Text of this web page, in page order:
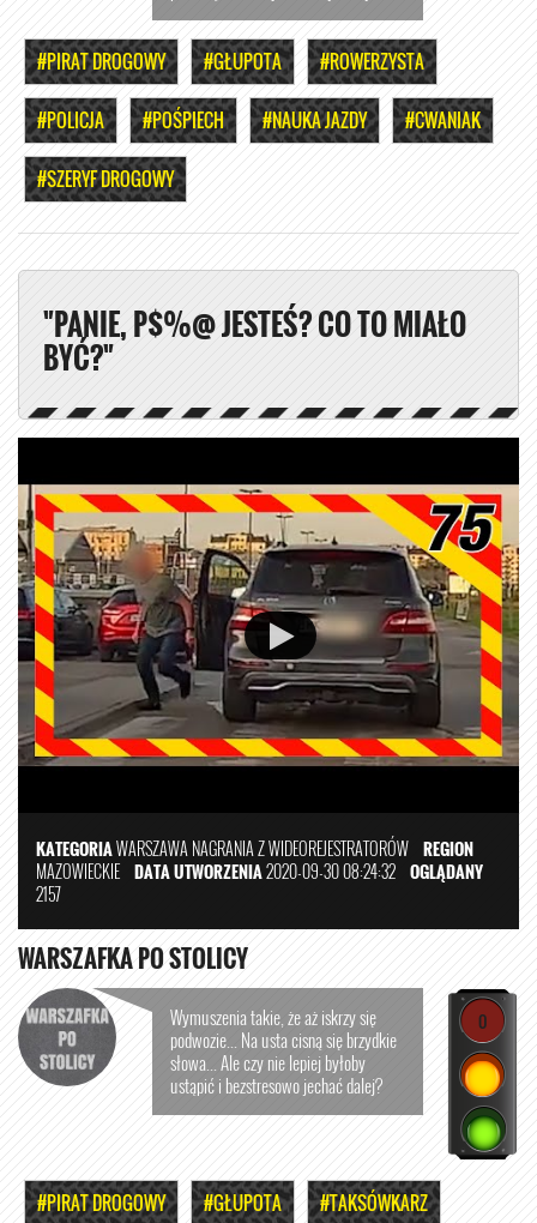
#PIRAT DROGOWY #GŁUPOTA #ROWERZYSTA
#POLICJA #POŚPIECH #NAUKA JAZDY #CWANIAK
#SZERYF DROGOWY
"PANIE, P$%@ JESTEŚ? CO TO MIAŁO
BYĆ?"
KATEGORIAWARSZAWA NAGRANIA Z WIDEOREJESTRATORÓW REGION
MAZOWIECKIE DATA UTWORZENIA2020-09-30 08:24:32 OGLĄDANY
2157
WARSZAFKA PO STOLICY
Wymuszenia takie, że aż iskrzy się
podwozie... Na usta cisną się brzydkie
słowa... Ale czy nie lepiej byłoby
ustąpić i bezstresowo jechać dalej?
0
#PIRAT DROGOWY #GŁUPOTA #TAKSÓWKARZ